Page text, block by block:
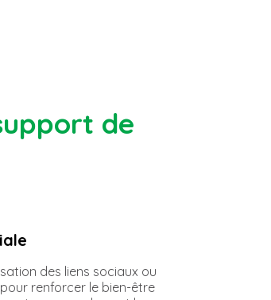
de
des liens sociaux ou
renforcer le bien-être